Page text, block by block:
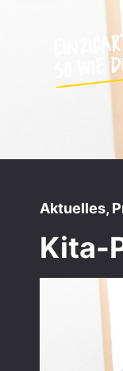
Aktuelles,
Kita-